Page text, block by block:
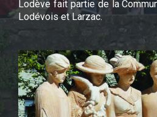
Lodève fait partie de la
Lodévois et Larzac.